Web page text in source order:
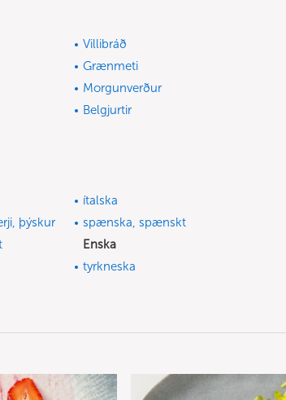
Villibráð
Grænmeti
Morgunverður
Belgjurtir
ítalska
þýskur
spænska, spænskt
Enska
tyrkneska